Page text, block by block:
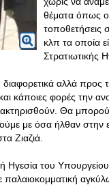
θέματα όπως
τοποθετήσεις
κλπ τα οποία
Στρατιωτικής
αλλά προς
κάποιες φορές την
Θα
με όσα ήλθαν στην
Ζιαζιά.
Ηγεσία του
παλαιοκομματική